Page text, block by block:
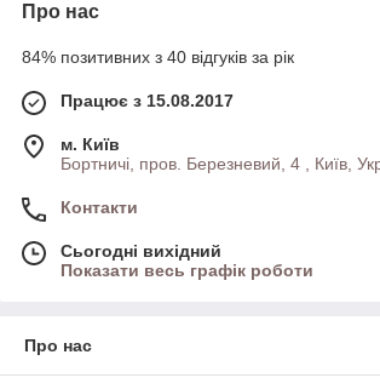
Про нас
84% позитивних з 40 відгуків за рік
Працює з 15.08.2017
м. Київ
Бортничі, пров. Березневий, 4 , Київ,
Контакти
Сьогодні вихідний
Показати весь графік роботи
Про нас